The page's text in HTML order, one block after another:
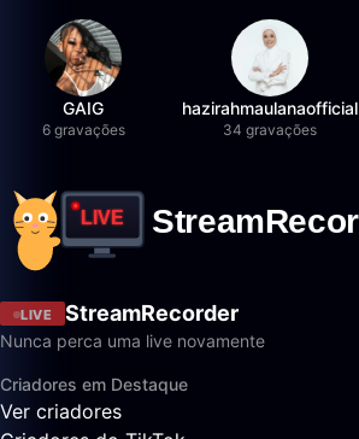
GAIG
6 gravações
hazirahmaulanaofficial
34 gravações
LIVE StreamRecorder
Nunca perca uma live novamente
Criadores em Destaque
Ver criadores